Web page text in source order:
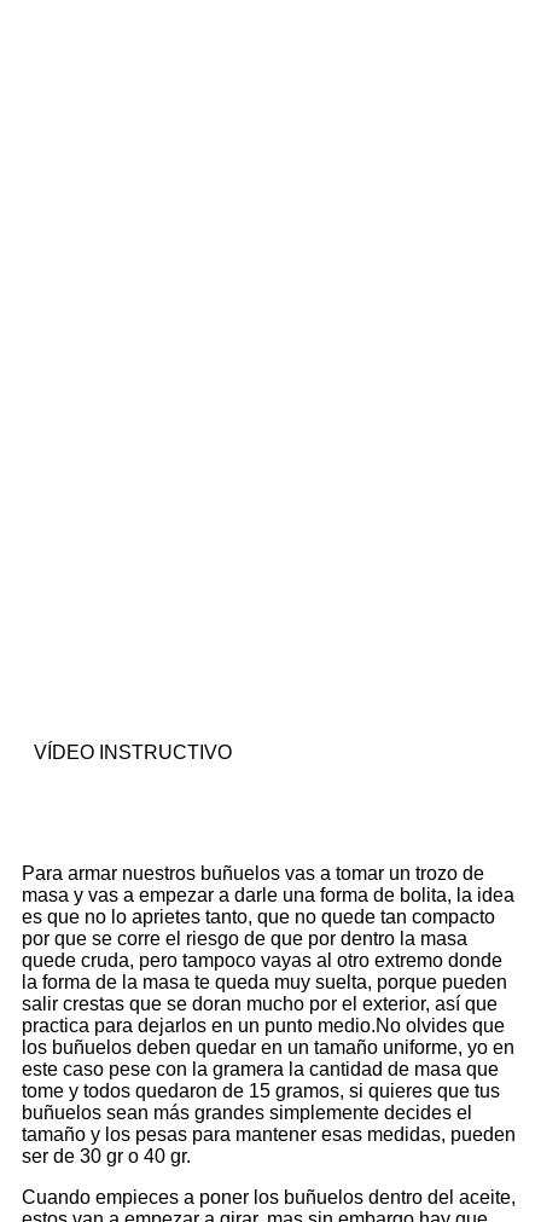
VÍDEO INSTRUCTIVO
Para armar nuestros buñuelos vas a tomar un trozo de
masa y vas a empezar a darle una forma de bolita, la idea
es que no lo aprietes tanto, que no quede tan compacto
por que se corre el riesgo de que por dentro la masa
quede cruda, pero tampoco vayas al otro extremo donde
la forma de la masa te queda muy suelta, porque pueden
salir crestas que se doran mucho por el exterior, así que
practica para dejarlos en un punto medio.No olvides que
los buñuelos deben quedar en un tamaño uniforme, yo en
este caso pese con la gramera la cantidad de masa que
tome y todos quedaron de 15 gramos, si quieres que tus
buñuelos sean más grandes simplemente decides el
tamaño y los pesas para mantener esas medidas, pueden
ser de 30 gr o 40 gr.
Cuando empieces a poner los buñuelos dentro del aceite,